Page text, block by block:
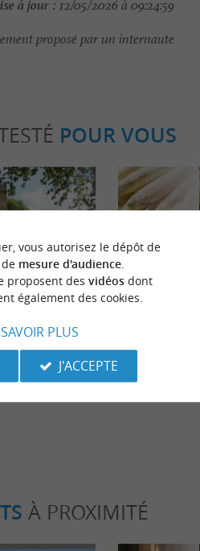
12/05/2026 à 09:24:59
proposé par un internaute
POUR VOUS
au cœur des
région
À PROXIMITÉ
vous autorisez le dépôt de
mesure d'audience.
proposent des vidéosdont
également des cookies.
PLUS
J'ACCEPTE